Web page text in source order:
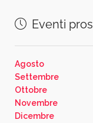
Eventi
Agosto
Settembre
Ottobre
Novembre
Dicembre